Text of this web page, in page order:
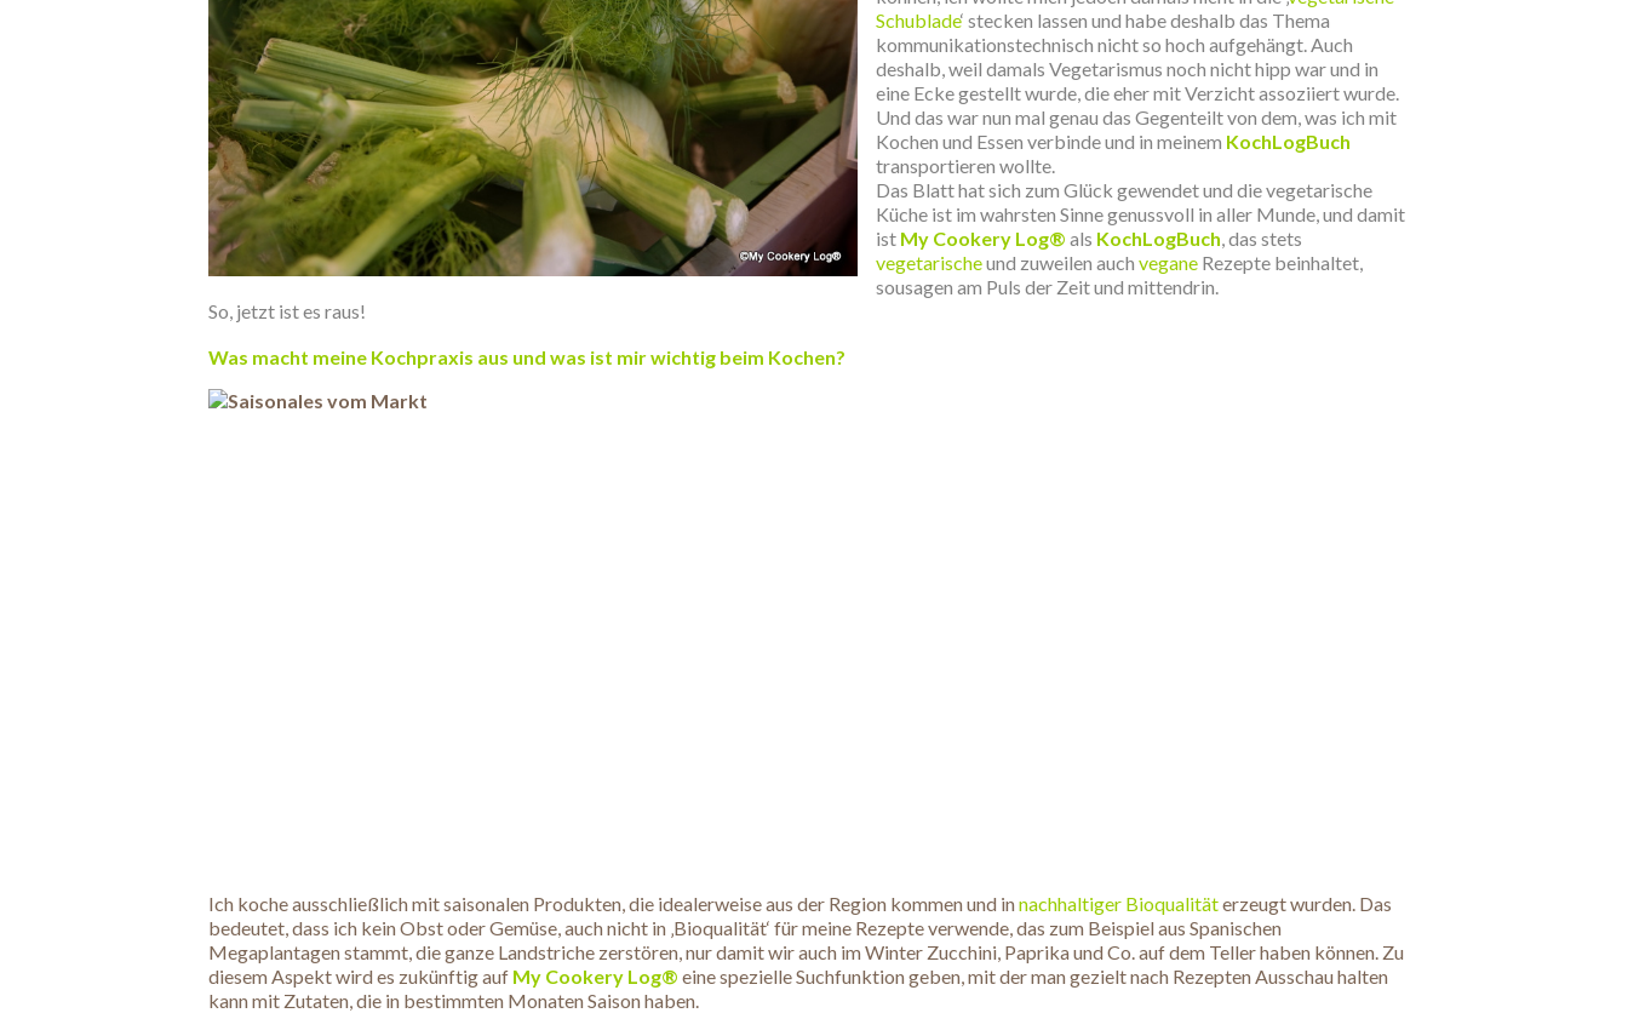
Schublade‘ stecken lassen und habe deshalb das Thema
kommunikationstechnisch nicht so hoch aufgehängt. Auch
deshalb, weil damals Vegetarismus noch nicht hipp war und in
eine Ecke gestellt wurde, die eher mit Verzicht assoziiert wurde.
Und das war nun mal genau das Gegenteilt von dem, was ich mit
Kochen und Essen verbinde und in meinem KochLogBuch
transportieren wollte.
Das Blatt hat sich zum Glück gewendet und die vegetarische
Küche ist im wahrsten Sinne genussvoll in aller Munde, und damit
ist My Cookery Log® als KochLogBuch, das stets
vegetarischeund zuweilen auch vegane Rezepte beinhaltet,
sousagen am Puls der Zeit und mittendrin.
So, jetzt ist es raus!
Was macht meine Kochpraxis aus und was ist mir wichtig beim Kochen?
Ich koche ausschließlich mit saisonalen Produkten, die idealerweise aus der Region kommen und innachhaltiger Bioqualitäterzeugt wurden. Das
bedeutet, dass ich kein Obst oder Gemüse, auch nicht in ‚Bioqualität‘ für meine Rezepte verwende, das zum Beispiel aus Spanischen
Megaplantagen stammt, die ganze Landstriche zerstören, nur damit wir auch im Winter Zucchini, Paprika und Co. auf dem Teller haben können. Zu
diesem Aspekt wird es zukünftig auf My Cookery Log® eine spezielle Suchfunktion geben, mit der man gezielt nach Rezepten Ausschau halten
kann mit Zutaten, die in bestimmten Monaten Saison haben.